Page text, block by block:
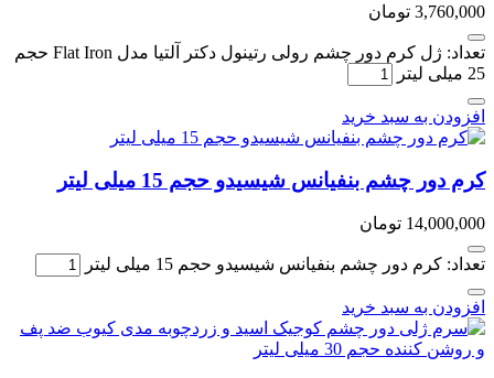
3,760,000 تومان
تعداد: ژل کرم دور چشم رولی رتینول دکتر آلتیا مدل Flat Iron حجم
25 میلی لیتر
افزودن به سبد خرید
کرم دور چشم بنفیانس شیسیدو حجم 15 میلی لیتر
14,000,000 تومان
تعداد: کرم دور چشم بنفیانس شیسیدو حجم 15 میلی لیتر
افزودن به سبد خرید